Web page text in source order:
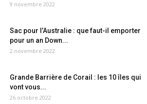
9 novembre 2022
Sac pour l’Australie : que faut-il emporter
pour un an Down...
2 novembre 2022
Grande Barrière de Corail : les 10 îles qui
vont vous...
26 octobre 2022